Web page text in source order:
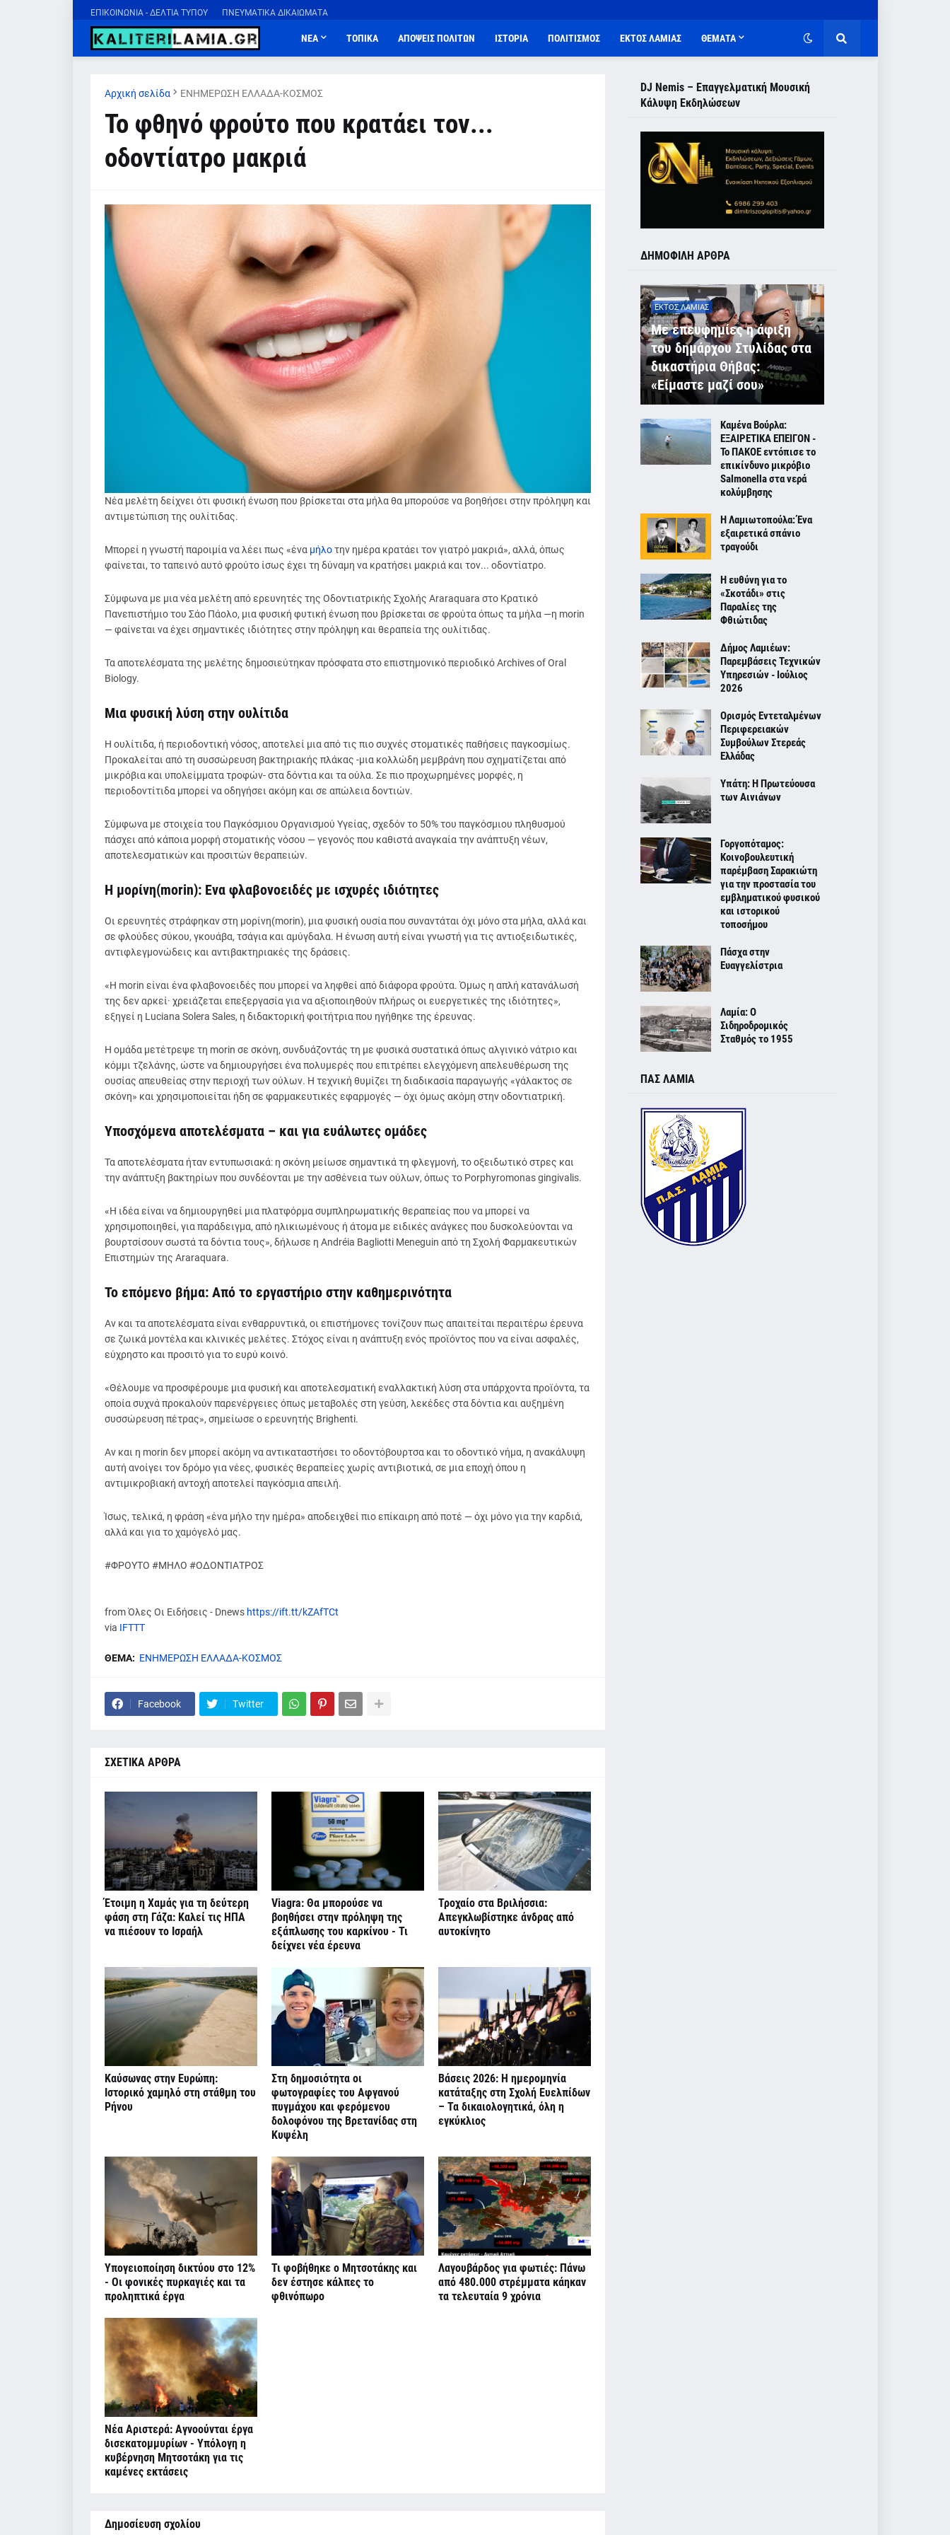
ΕΠΙΚΟΙΝΩΝΙΑ - ΔΕΛΤΙΑ ΤΥΠΟΥ ΠΝΕΥΜΑΤΙΚΑ ΔΙΚΑΙΩΜΑΤΑ
ΝΕΑ ΤΟΠΙΚΑ ΑΠΟΨΕΙΣ ΠΟΛΙΤΩΝ ΙΣΤΟΡΙΑ ΠΟΛΙΤΙΣΜΟΣ ΕΚΤΟΣ ΛΑΜΙΑΣ ΘΕΜΑΤΑ
Αρχική σελίδα ΕΝΗΜΕΡΩΣΗ ΕΛΛΑΔΑ-ΚΟΣΜΟΣ
Το φθηνό φρούτο που κρατάει τον...
οδοντίατρο μακριά
Νέα μελέτη δείχνει ότι φυσική ένωση που βρίσκεται στα μήλα θα μπορούσε να βοηθήσει στην πρόληψη και
αντιμετώπιση της ουλίτιδας.
Μπορεί η γνωστή παροιμία να λέει πως «ένα μήλοτην ημέρα κρατάει τον γιατρό μακριά», αλλά, όπως
φαίνεται, το ταπεινό αυτό φρούτο ίσως έχει τη δύναμη να κρατήσει μακριά και τον... οδοντίατρο.
Σύμφωνα με μια νέα μελέτη από ερευνητές της Οδοντιατρικής Σχολής Araraquara στο Κρατικό
Πανεπιστήμιο του Σάο Πάολο, μια φυσική φυτική ένωση που βρίσκεται σε φρούτα όπως τα μήλα —η morin
— φαίνεται να έχει σημαντικές ιδιότητες στην πρόληψη και θεραπεία της ουλίτιδας.
Τα αποτελέσματα της μελέτης δημοσιεύτηκαν πρόσφατα στο επιστημονικό περιοδικό Archives of Oral
Biology.
Μια φυσική λύση στην ουλίτιδα
Η ουλίτιδα, ή περιοδοντική νόσος, αποτελεί μια από τις πιο συχνές στοματικές παθήσεις παγκοσμίως.
Προκαλείται από τη συσσώρευση βακτηριακής πλάκας -μια κολλώδη μεμβράνη που σχηματίζεται από
μικρόβια και υπολείμματα τροφών- στα δόντια και τα ούλα. Σε πιο προχωρημένες μορφές, η
περιοδοντίτιδα μπορεί να οδηγήσει ακόμη και σε απώλεια δοντιών.
Σύμφωνα με στοιχεία του Παγκόσμιου Οργανισμού Υγείας, σχεδόν το 50% του παγκόσμιου πληθυσμού
πάσχει από κάποια μορφή στοματικής νόσου — γεγονός που καθιστά αναγκαία την ανάπτυξη νέων,
αποτελεσματικών και προσιτών θεραπειών.
Η μορίνη(morin): Ενα φλαβονοειδές με ισχυρές ιδιότητες
Οι ερευνητές στράφηκαν στη μορίνη(morin), μια φυσική ουσία που συναντάται όχι μόνο στα μήλα, αλλά και
σε φλούδες σύκου, γκουάβα, τσάγια και αμύγδαλα. Η ένωση αυτή είναι γνωστή για τις αντιοξειδωτικές,
αντιφλεγμονώδεις και αντιβακτηριακές της δράσεις.
«Η morin είναι ένα φλαβονοειδές που μπορεί να ληφθεί από διάφορα φρούτα. Όμως η απλή κατανάλωσή
της δεν αρκεί· χρειάζεται επεξεργασία για να αξιοποιηθούν πλήρως οι ευεργετικές της ιδιότητες»,
εξηγεί η Luciana Solera Sales, η διδακτορική φοιτήτρια που ηγήθηκε της έρευνας.
Η ομάδα μετέτρεψε τη morin σε σκόνη, συνδυάζοντάς τη με φυσικά συστατικά όπως αλγινικό νάτριο και
κόμμι τζελάνης, ώστε να δημιουργήσει ένα πολυμερές που επιτρέπει ελεγχόμενη απελευθέρωση της
ουσίας απευθείας στην περιοχή των ούλων. Η τεχνική θυμίζει τη διαδικασία παραγωγής «γάλακτος σε
σκόνη» και χρησιμοποιείται ήδη σε φαρμακευτικές εφαρμογές — όχι όμως ακόμη στην οδοντιατρική.
Υποσχόμενα αποτελέσματα – και για ευάλωτες ομάδες
Τα αποτελέσματα ήταν εντυπωσιακά: η σκόνη μείωσε σημαντικά τη φλεγμονή, το οξειδωτικό στρες και
την ανάπτυξη βακτηρίων που συνδέονται με την ασθένεια των ούλων, όπως το Porphyromonas gingivalis.
«Η ιδέα είναι να δημιουργηθεί μια πλατφόρμα συμπληρωματικής θεραπείας που να μπορεί να
χρησιμοποιηθεί, για παράδειγμα, από ηλικιωμένους ή άτομα με ειδικές ανάγκες που δυσκολεύονται να
βουρτσίσουν σωστά τα δόντια τους», δήλωσε η Andréia Bagliotti Meneguin από τη Σχολή Φαρμακευτικών
Επιστημών της Araraquara.
Το επόμενο βήμα: Από το εργαστήριο στην καθημερινότητα
Αν και τα αποτελέσματα είναι ενθαρρυντικά, οι επιστήμονες τονίζουν πως απαιτείται περαιτέρω έρευνα
σε ζωικά μοντέλα και κλινικές μελέτες. Στόχος είναι η ανάπτυξη ενός προϊόντος που να είναι ασφαλές,
εύχρηστο και προσιτό για το ευρύ κοινό.
«Θέλουμε να προσφέρουμε μια φυσική και αποτελεσματική εναλλακτική λύση στα υπάρχοντα προϊόντα, τα
οποία συχνά προκαλούν παρενέργειες όπως μεταβολές στη γεύση, λεκέδες στα δόντια και αυξημένη
συσσώρευση πέτρας», σημείωσε ο ερευνητής Brighenti.
Αν και η morin δεν μπορεί ακόμη να αντικαταστήσει το οδοντόβουρτσα και το οδοντικό νήμα, η ανακάλυψη
αυτή ανοίγει τον δρόμο για νέες, φυσικές θεραπείες χωρίς αντιβιοτικά, σε μια εποχή όπου η
αντιμικροβιακή αντοχή αποτελεί παγκόσμια απειλή.
Ίσως, τελικά, η φράση «ένα μήλο την ημέρα» αποδειχθεί πιο επίκαιρη από ποτέ — όχι μόνο για την καρδιά,
αλλά και για το χαμόγελό μας.
#ΦΡΟΥΤΟ #ΜΗΛΟ #ΟΔΟΝΤΙΑΤΡΟΣ
from Όλες Οι Ειδήσεις - Dnews https://ift.tt/kZAfTCt
via IFTTT
ΘΕΜΑ: ΕΝΗΜΕΡΩΣΗ ΕΛΛΑΔΑ-ΚΟΣΜΟΣ
Facebook Twitter
ΣΧΕΤΙΚΑ ΑΡΘΡΑ
Έτοιμη η Χαμάς για τη δεύτερη
φάση στη Γάζα: Καλεί τις ΗΠΑ
να πιέσουν το Ισραήλ
Viagra: Θα μπορούσε να
βοηθήσει στην πρόληψη της
εξάπλωσης του καρκίνου - Τι
δείχνει νέα έρευνα
Τροχαίο στα Βριλήσσια:
Απεγκλωβίστηκε άνδρας από
αυτοκίνητο
Καύσωνας στην Ευρώπη:
Ιστορικό χαμηλό στη στάθμη του
Ρήνου
Στη δημοσιότητα οι
φωτογραφίες του Αφγανού
πυγμάχου και φερόμενου
δολοφόνου της Βρετανίδας στη
Κυψέλη
Βάσεις 2026: Η ημερομηνία
κατάταξης στη Σχολή Ευελπίδων
– Τα δικαιολογητικά, όλη η
εγκύκλιος
Υπογειοποίηση δικτύου στο 12%
- Οι φονικές πυρκαγιές και τα
προληπτικά έργα
Τι φοβήθηκε ο Μητσοτάκης και
δεν έστησε κάλπες το
φθινόπωρο
Λαγουβάρδος για φωτιές: Πάνω
από 480.000 στρέμματα κάηκαν
τα τελευταία 9 χρόνια
Νέα Αριστερά: Αγνοούνται έργα
δισεκατομμυρίων - Υπόλογη η
κυβέρνηση Μητσοτάκη για τις
καμένες εκτάσεις
Δημοσίευση σχολίου
DJ Nemis – Επαγγελματική Μουσική
Κάλυψη Εκδηλώσεων
ΔΗΜΟΦΙΛΗ ΑΡΘΡΑ
ΕΚΤΟΣ ΛΑΜΙΑΣ
Με επευφημίες η άφιξη
του δημάρχου Στυλίδας στα
δικαστήρια Θήβας:
«Είμαστε μαζί σου»
Καμένα Βούρλα:
ΕΞΑΙΡΕΤΙΚΑ ΕΠΕΙΓΟΝ -
Το ΠΑΚΟΕ εντόπισε το
επικίνδυνο μικρόβιο
Salmonella στα νερά
κολύμβησης
Η Λαμιωτοπούλα: Ένα
εξαιρετικά σπάνιο
τραγούδι
Η ευθύνη για το
«Σκοτάδι» στις
Παραλίες της
Φθιώτιδας
Δήμος Λαμιέων:
Παρεμβάσεις Τεχνικών
Υπηρεσιών - Ιούλιος
2026
Ορισμός Εντεταλμένων
Περιφερειακών
Συμβούλων Στερεάς
Ελλάδας
Υπάτη: Η Πρωτεύουσα
των Αινιάνων
Γοργοπόταμος:
Κοινοβουλευτική
παρέμβαση Σαρακιώτη
για την προστασία του
εμβληματικού φυσικού
και ιστορικού
τοποσήμου
Πάσχα στην
Ευαγγελίστρια
Λαμία: Ο
Σιδηροδρομικός
Σταθμός το 1955
ΠΑΣ ΛΑΜΙΑ